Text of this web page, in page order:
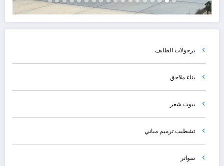
برجولات الطايف
بناء ملاحق
بيوت شعر
تشطيب ترميم مباني
سواتر